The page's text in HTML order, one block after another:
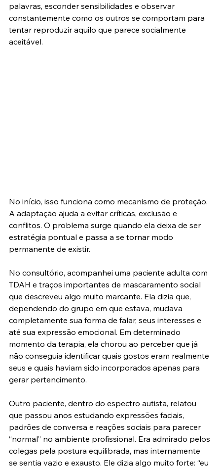
palavras, esconder sensibilidades e observar
constantemente como os outros se comportam para
tentar reproduzir aquilo que parece socialmente
aceitável.
No início, isso funciona como mecanismo de proteção.
A adaptação ajuda a evitar críticas, exclusão e
conflitos. O problema surge quando ela deixa de ser
estratégia pontual e passa a se tornar modo
permanente de existir.
No consultório, acompanhei uma paciente adulta com
TDAH e traços importantes de mascaramento social
que descreveu algo muito marcante. Ela dizia que,
dependendo do grupo em que estava, mudava
completamente sua forma de falar, seus interesses e
até sua expressão emocional. Em determinado
momento da terapia, ela chorou ao perceber que já
não conseguia identificar quais gostos eram realmente
seus e quais haviam sido incorporados apenas para
gerar pertencimento.
Outro paciente, dentro do espectro autista, relatou
que passou anos estudando expressões faciais,
padrões de conversa e reações sociais para parecer
“normal” no ambiente profissional. Era admirado pelos
colegas pela postura equilibrada, mas internamente
se sentia vazio e exausto. Ele dizia algo muito forte: “eu